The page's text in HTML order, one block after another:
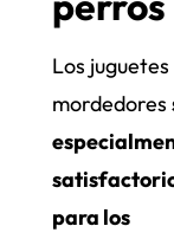
Los juguetes
mordedores
para los